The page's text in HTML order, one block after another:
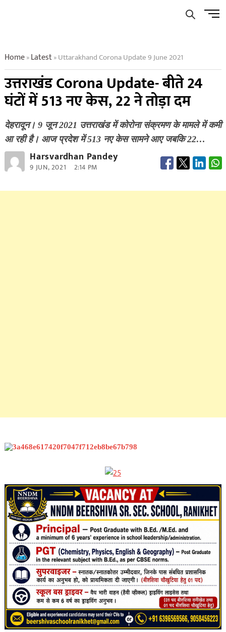
Menu
Home»Latest»Uttarakhand Corona Update 9 June 2021
उत्तराखंड Corona Update- बीते 24
घंटों में 513 नए केस, 22 ने तोड़ा दम
देहरादून। 9 जून 2021 उत्तराखंड में कोरोना संक्रमण के मामले में कमी
आ रही है। आज प्रदेश में 513 नए केस सामने आए जबकि 22…
Harsvardhan Pandey
9 JUN, 2021 2:14 PM